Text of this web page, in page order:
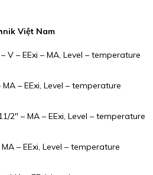
Việt Nam
V – EExi – MA, Level – temperature
– EExi, Level – temperature
2″ – MA – EExi, Level – temperature
– EExi, Level – temperature